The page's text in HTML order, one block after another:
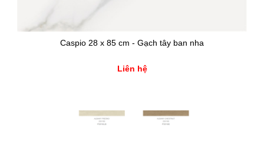
Caspio 28 x 85 cm - Gạch tây ban nha
Liên hệ